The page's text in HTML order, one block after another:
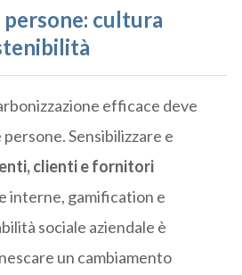
cultura
efficace deve
Sensibilizzare e
clienti e fornitori
interne, gamification e
sociale aziendale è
un cambiamento